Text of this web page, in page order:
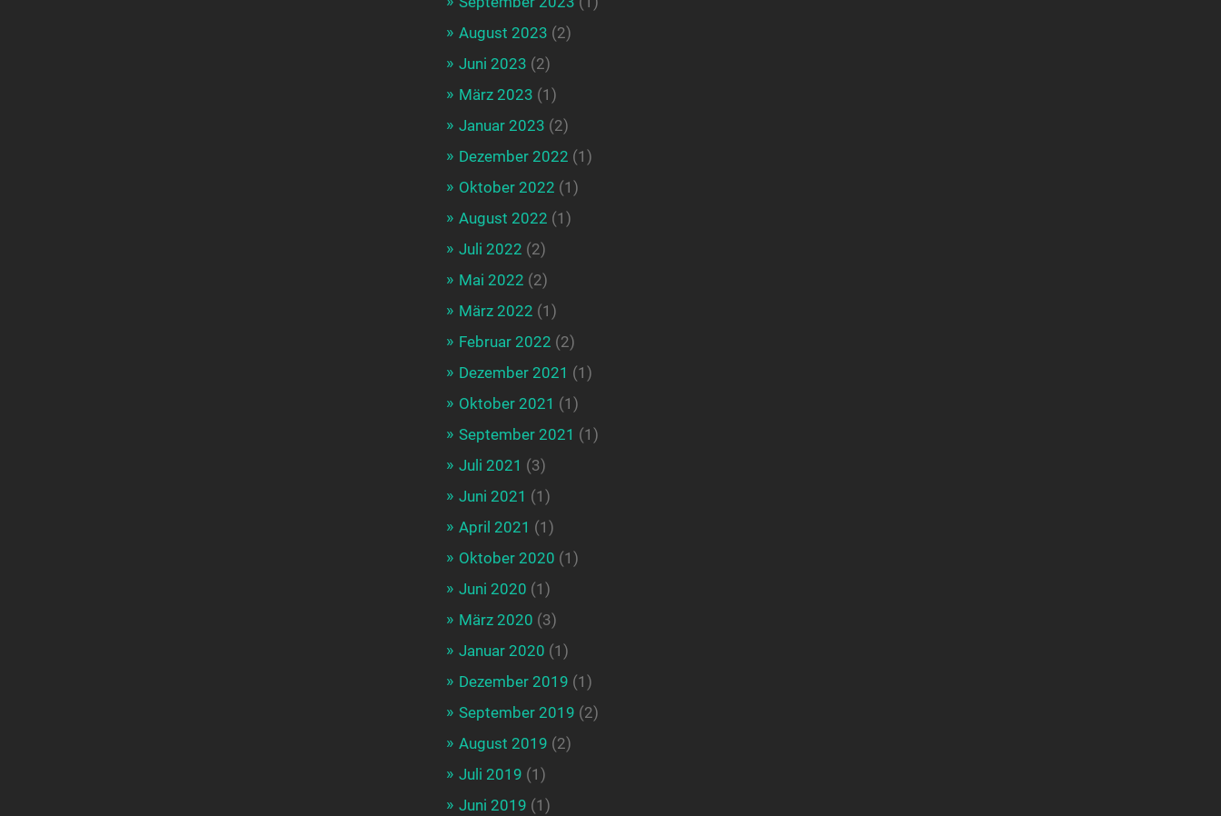
August 2023 (2)
Juni 2023 (2)
März 2023 (1)
Januar 2023 (2)
Dezember 2022 (1)
Oktober 2022 (1)
August 2022 (1)
Juli 2022 (2)
Mai 2022 (2)
März 2022 (1)
Februar 2022 (2)
Dezember 2021 (1)
Oktober 2021 (1)
September 2021 (1)
Juli 2021 (3)
Juni 2021 (1)
April 2021 (1)
Oktober 2020 (1)
Juni 2020 (1)
März 2020 (3)
Januar 2020 (1)
Dezember 2019 (1)
September 2019 (2)
August 2019 (2)
Juli 2019 (1)
Juni 2019 (1)